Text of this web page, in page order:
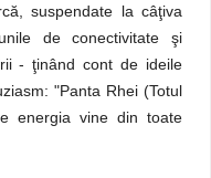
suspendate la câţiva
de conectivitate şi
- ţinând cont de ideile
"Panta Rhei (Totul
energia vine din toate